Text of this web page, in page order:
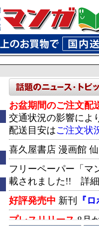
お盆期間のご注文配
交通状況の影響によ
配送目安はご注文状
喜久屋書店 漫画館
フリーペーパー「マ
載されました!! 詳
好評発売中 新刊
『
プレスリリース8月